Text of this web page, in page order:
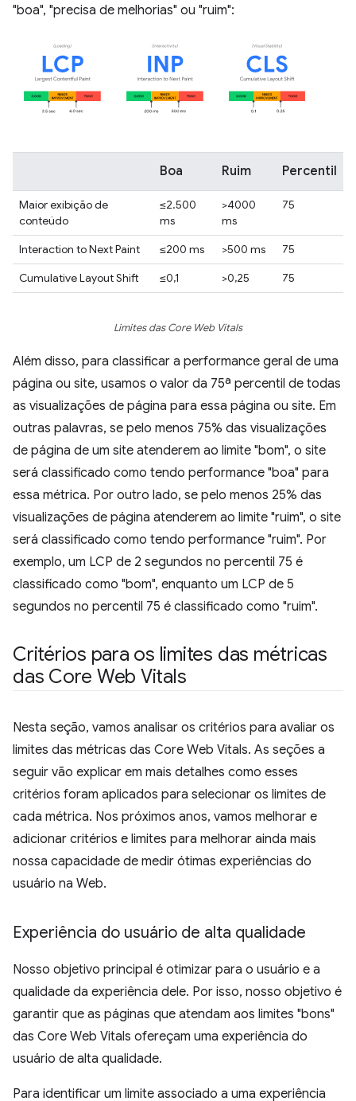
"boa", "precisa de melhorias" ou "ruim":
Boa Ruim Percentil
Maior exibição de
conteúdo
≤2.500
ms
>4000
ms
75
Interaction to Next Paint ≤200 ms >500 ms
75
Cumulative Layout Shift
≤0,1 >0,25 75
Limites das Core Web Vitals
Além disso, para classificar a performance geral de uma
página ou site, usamos o valor da 75ª percentil de todas
as visualizações de página para essa página ou site. Em
outras palavras, se pelo menos 75% das visualizações
de página de um site atenderem ao limite "bom", o site
será classificado como tendo performance "boa" para
essa métrica. Por outro lado, se pelo menos 25% das
visualizações de página atenderem ao limite "ruim", o site
será classificado como tendo performance "ruim". Por
exemplo, um LCP de 2 segundos no percentil 75 é
classificado como "bom", enquanto um LCP de 5
segundos no percentil 75 é classificado como "ruim".
Critérios para os limites das métricas
das Core Web Vitals
Nesta seção, vamos analisar os critérios para avaliar os
limites das métricas das Core Web Vitals. As seções a
seguir vão explicar em mais detalhes como esses
critérios foram aplicados para selecionar os limites de
cada métrica. Nos próximos anos, vamos melhorar e
adicionar critérios e limites para melhorar ainda mais
nossa capacidade de medir ótimas experiências do
usuário na Web.
Experiência do usuário de alta qualidade
Nosso objetivo principal é otimizar para o usuário e a
qualidade da experiência dele. Por isso, nosso objetivo é
garantir que as páginas que atendam aos limites "bons"
das Core Web Vitals ofereçam uma experiência do
usuário de alta qualidade.
Para identificar um limite associado a uma experiência